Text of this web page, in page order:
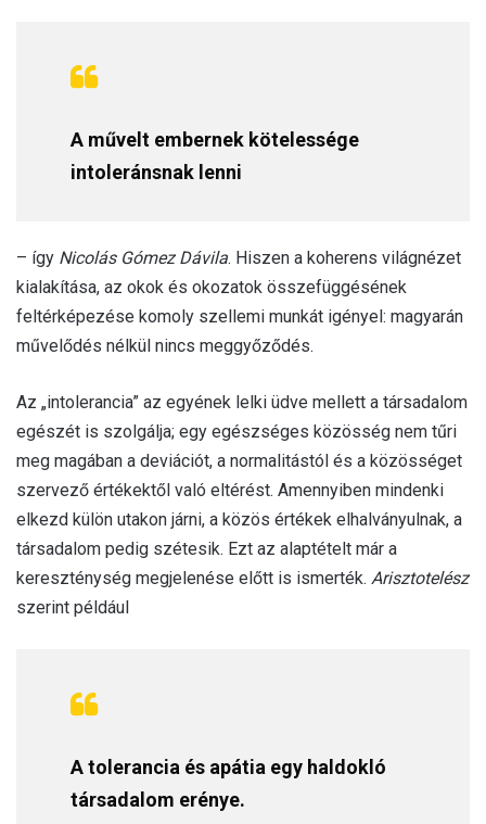
A művelt embernek kötelessége
intoleránsnak lenni
– így Nicolás Gómez Dávila. Hiszen a koherens világnézet
kialakítása, az okok és okozatok összefüggésének
feltérképezése komoly szellemi munkát igényel: magyarán
művelődés nélkül nincs meggyőződés.
Az „intolerancia” az egyének lelki üdve mellett a társadalom
egészét is szolgálja; egy egészséges közösség nem tűri
meg magában a deviációt, a normalitástól és a közösséget
szervező értékektől való eltérést. Amennyiben mindenki
elkezd külön utakon járni, a közös értékek elhalványulnak, a
társadalom pedig szétesik. Ezt az alaptételt már a
kereszténység megjelenése előtt is ismerték. Arisztotelész
szerint például
A tolerancia és apátia egy haldokló
társadalom erénye.